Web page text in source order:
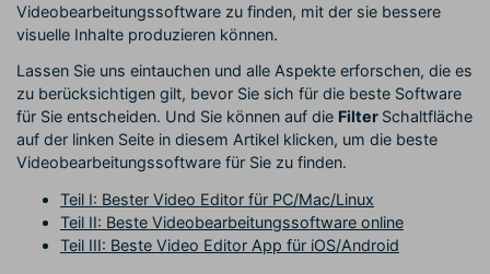
Videobearbeitungssoftware zu finden, mit der sie bessere
visuelle Inhalte produzieren können.
Lassen Sie uns eintauchen und alle Aspekte erforschen, die es
zu berücksichtigen gilt, bevor Sie sich für die beste Software
für Sie entscheiden. Und Sie können auf die Filter Schaltfläche
auf der linken Seite in diesem Artikel klicken, um die beste
Videobearbeitungssoftware für Sie zu finden.
Teil I: Bester Video Editor für PC/Mac/Linux
Teil II: Beste Videobearbeitungssoftware online
Teil III: Beste Video Editor App für iOS/Android